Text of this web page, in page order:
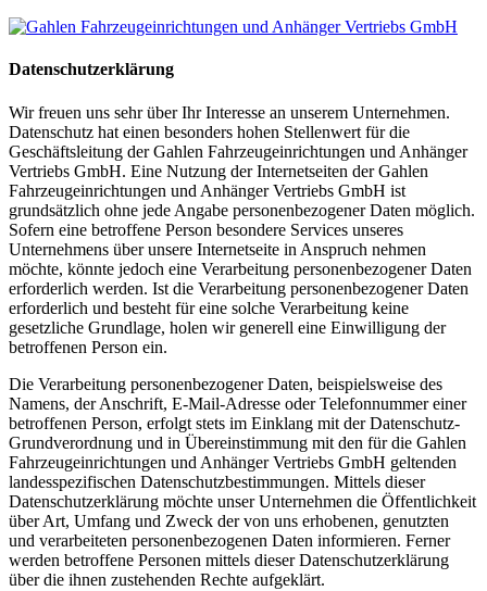
Datenschutzerklärung
Wir freuen uns sehr über Ihr Interesse an unserem Unternehmen.
Datenschutz hat einen besonders hohen Stellenwert für die
Geschäftsleitung der Gahlen Fahrzeugeinrichtungen und Anhänger
Vertriebs GmbH. Eine Nutzung der Internetseiten der Gahlen
Fahrzeugeinrichtungen und Anhänger Vertriebs GmbH ist
grundsätzlich ohne jede Angabe personenbezogener Daten möglich.
Sofern eine betroffene Person besondere Services unseres
Unternehmens über unsere Internetseite in Anspruch nehmen
möchte, könnte jedoch eine Verarbeitung personenbezogener Daten
erforderlich werden. Ist die Verarbeitung personenbezogener Daten
erforderlich und besteht für eine solche Verarbeitung keine
gesetzliche Grundlage, holen wir generell eine Einwilligung der
betroffenen Person ein.
Die Verarbeitung personenbezogener Daten, beispielsweise des
Namens, der Anschrift, E-Mail-Adresse oder Telefonnummer einer
betroffenen Person, erfolgt stets im Einklang mit der Datenschutz-
Grundverordnung und in Übereinstimmung mit den für die Gahlen
Fahrzeugeinrichtungen und Anhänger Vertriebs GmbH geltenden
landesspezifischen Datenschutzbestimmungen. Mittels dieser
Datenschutzerklärung möchte unser Unternehmen die Öffentlichkeit
über Art, Umfang und Zweck der von uns erhobenen, genutzten
und verarbeiteten personenbezogenen Daten informieren. Ferner
werden betroffene Personen mittels dieser Datenschutzerklärung
über die ihnen zustehenden Rechte aufgeklärt.